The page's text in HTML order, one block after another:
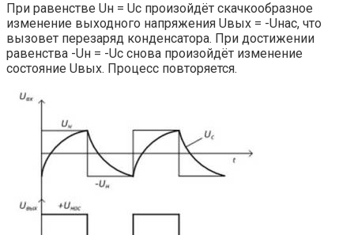
При равенстве Uн = Uс произойдёт скачкообразное
изменение выходного напряжения Uвых = -Uнас, что
вызовет перезаряд конденсатора. При достижении
равенства -Uн = -Uс снова произойдёт изменение
состояние Uвых. Процесс повторяется.